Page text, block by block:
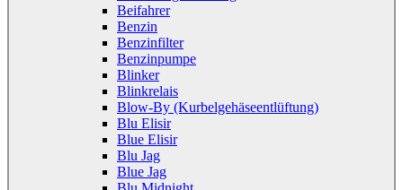
Beifahrer
Benzin
Benzinfilter
Benzinpumpe
Blinker
Blinkrelais
Blow-By (Kurbelgehäseentlüftung)
Blu Elisir
Blue Elisir
Blu Jag
Blue Jag